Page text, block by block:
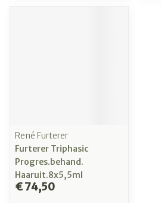
René Furterer
Furterer Triphasic
Progres.behand.
Haaruit.8x5,5ml
€ 74,50